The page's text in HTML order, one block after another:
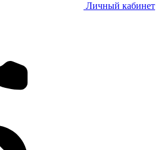
Личный кабинет